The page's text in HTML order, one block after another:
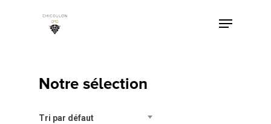
Notre sélection
Tri par défaut